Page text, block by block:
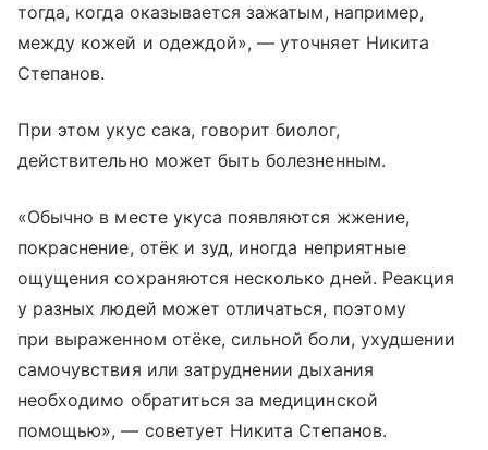
тогда, когда оказывается зажатым, например,
между кожей и одеждой», — уточняет Никита
Степанов.
При этом укус сака, говорит биолог,
действительно может быть болезненным.
«Обычно в месте укуса появляются жжение,
покраснение, отёк и зуд, иногда неприятные
ощущения сохраняются несколько дней. Реакция
у разных людей может отличаться, поэтому
при выраженном отёке, сильной боли, ухудшении
самочувствия или затруднении дыхания
необходимо обратиться за медицинской
помощью», — советует Никита Степанов.